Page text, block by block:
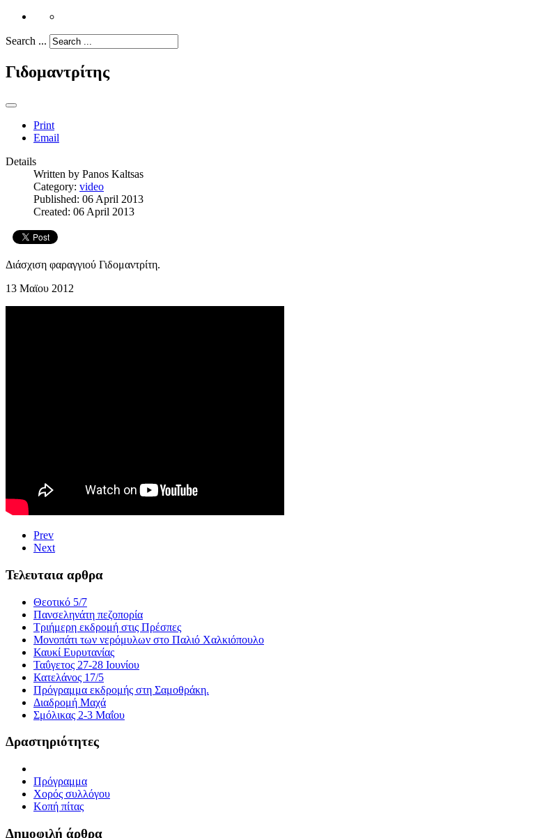
Search ...
Γιδομαντρίτης
Print
Email
Details
Written by Panos Kaltsas
Category: video
Published: 06 April 2013
Created: 06 April 2013
Διάσχιση φαραγγιού Γιδομαντρίτη.
13 Μαϊου 2012
Prev
Next
Τελευταια αρθρα
Θεοτικό 5/7
Πανσεληνάτη πεζοπορία
Τριήμερη εκδρομή στις Πρέσπες
Μονοπάτι των νερόμυλων στο Παλιό Χαλκιόπουλο
Καυκί Ευρυτανίας
Ταΰγετος 27-28 Ιουνίου
Κατελάνος 17/5
Πρόγραμμα εκδρομής στη Σαμοθράκη.
Διαδρομή Μαχά
Σμόλικας 2-3 Μαΐου
Δραστηριότητες
Πρόγραμμα
Χορός συλλόγου
Κοπή πίτας
Δημοφιλή άρθρα